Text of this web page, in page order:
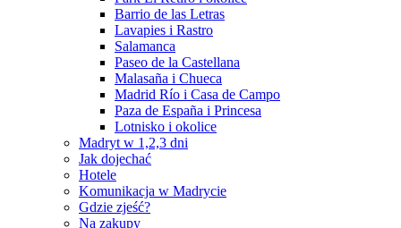
Barrio de las Letras
Lavapies i Rastro
Salamanca
Paseo de la Castellana
Malasaña i Chueca
Madrid Río i Casa de Campo
Paza de España i Princesa
Lotnisko i okolice
Madryt w 1,2,3 dni
Jak dojechać
Hotele
Komunikacja w Madrycie
Gdzie zjeść?
Na zakupy